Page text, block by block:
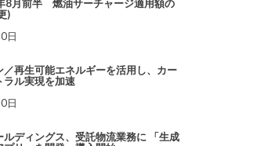
8月前半 燃油サーチャージ適用額の
)
日
／再生可能エネルギーを活用し、カー
ラル実現を加速
日
ルディングス、受託物流業務に 「生成